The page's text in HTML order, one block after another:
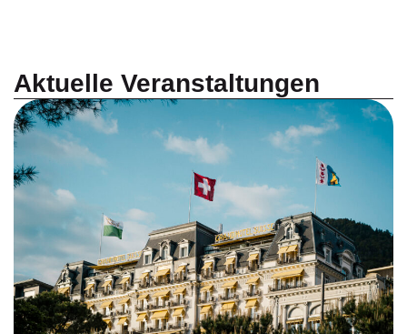
Aktuelle Veranstaltungen